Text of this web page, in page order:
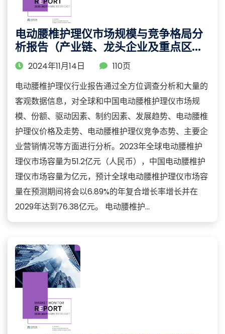
电动腰椎护理仪市场规模与竞争格局分
析报告（产业链、龙头企业及重点区域
研究）
2024年11月14日
110页
电动腰椎护理仪行业报告通过全方位调查分析和大量的
客观数据信息，对全球和中国电动腰椎护理仪市场规
模、份额、驱动因素、制约因素、发展趋势、电动腰椎
护理仪价格及走势、电动腰椎护理仪竞争态势、主要企
业营销情况等方面进行分析。2023年全球电动腰椎护
理仪市场容量为51.2亿元（人民币），中国电动腰椎护
理仪市场容量为亿元，预计全球电动腰椎护理仪市场容
量在预测期间将会以6.89%的年复合增长率增长并在
2029年达到76.38亿元。 电动腰椎护...